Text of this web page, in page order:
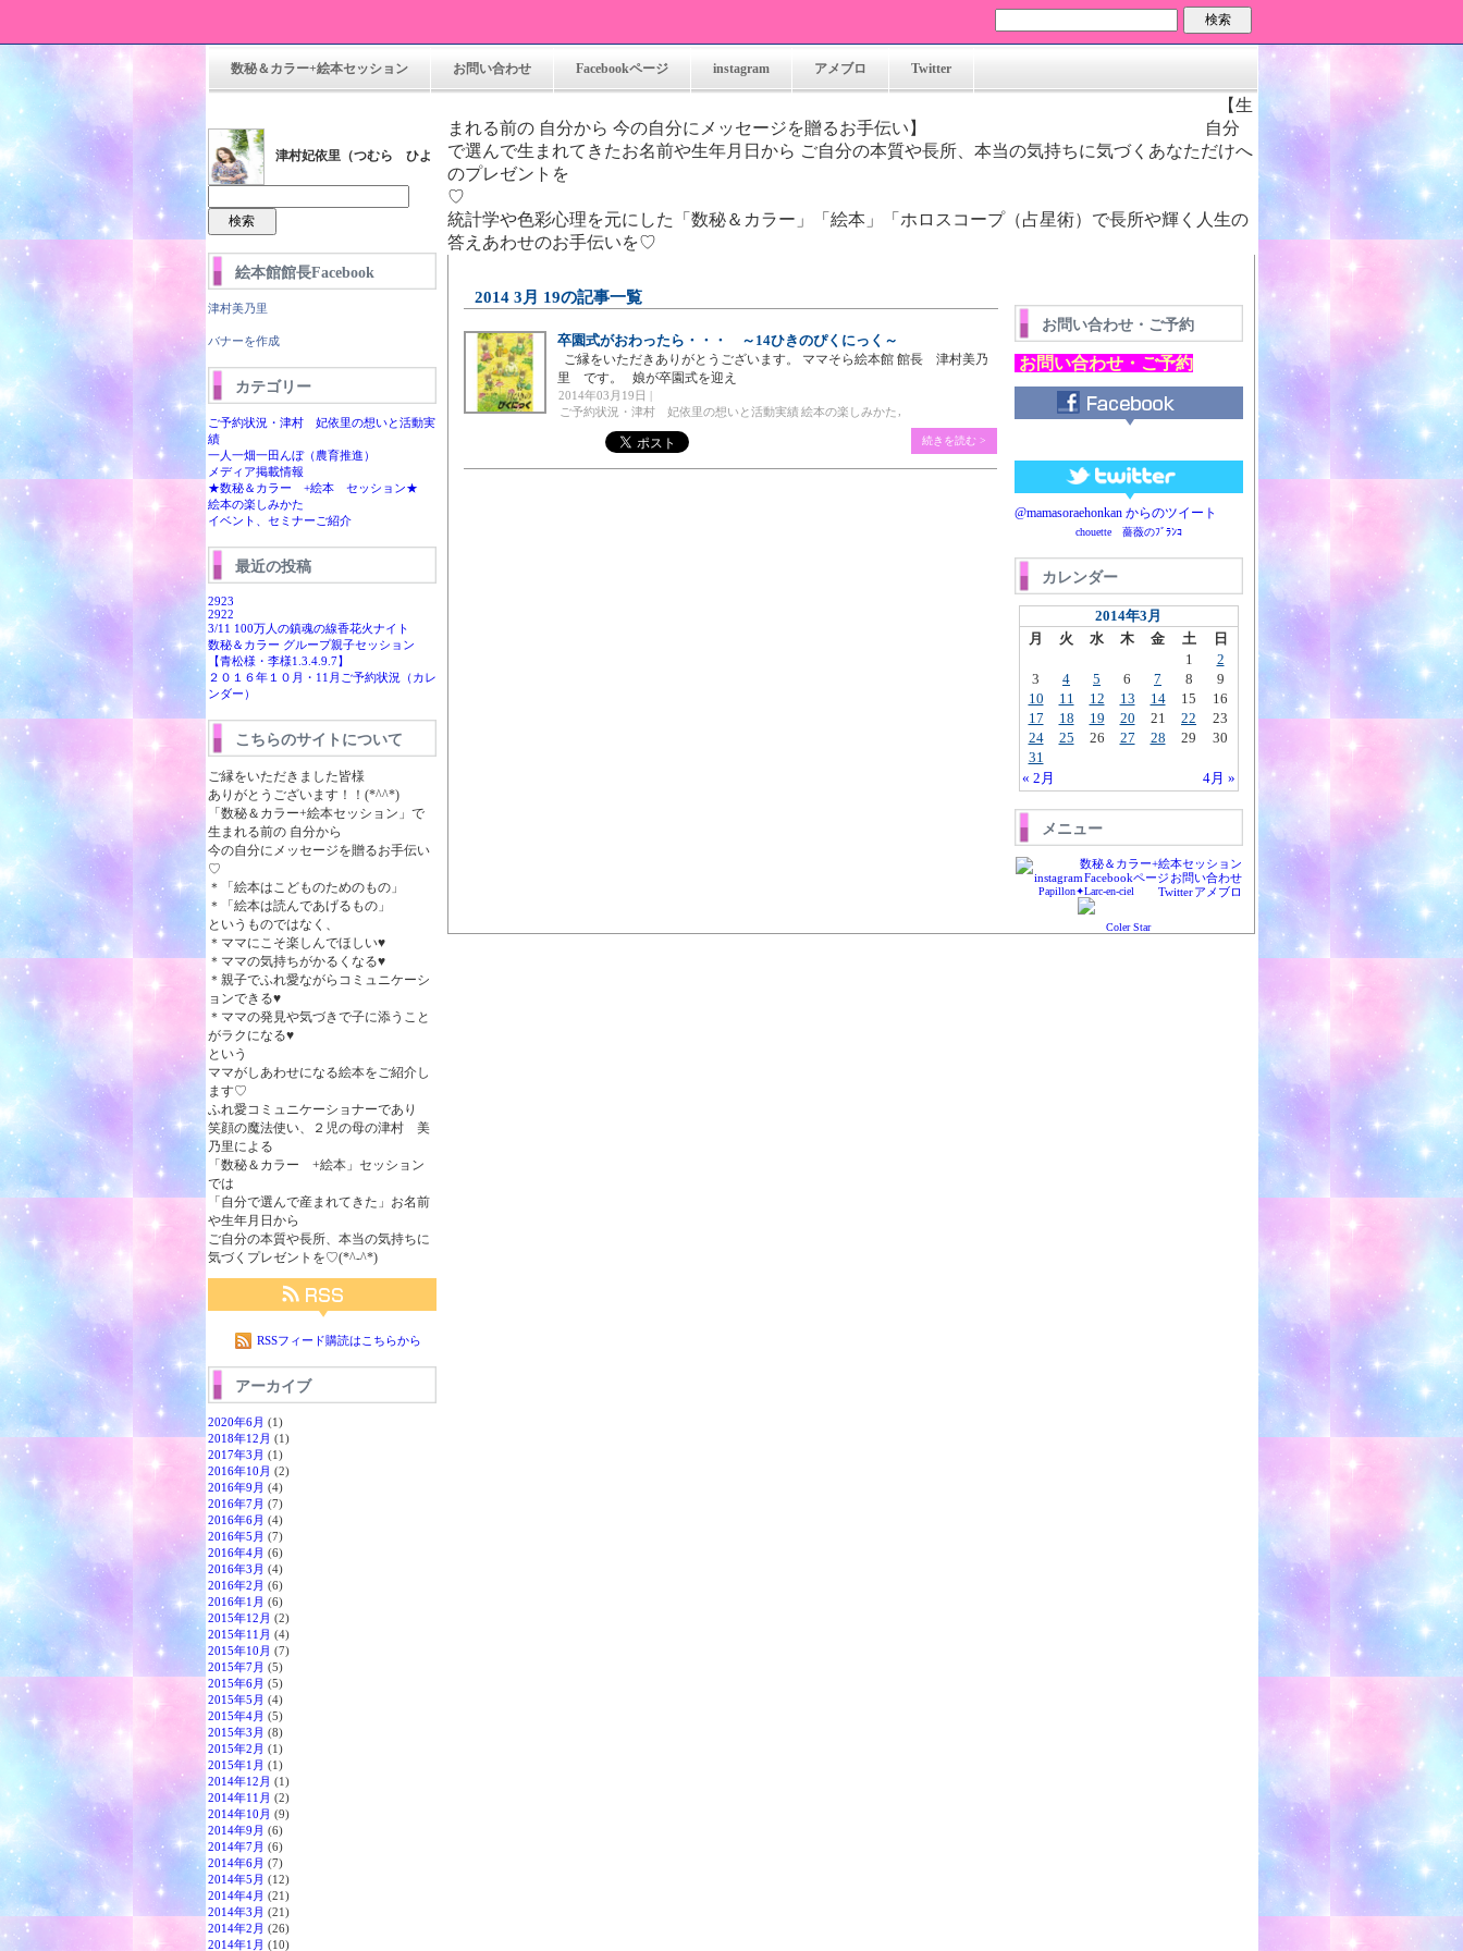
検索
数秘＆カラー+絵本セッション お問い合わせ Facebookページ instagram アメブロ Twitter
津村妃依里（つむら ひよ
り）
絵本館館長Facebook
津村美乃里
バナーを作成
カテゴリー
ご予約状況・津村 妃依里の想いと活動実
績
一人一畑一田んぼ（農育推進）
メディア掲載情報
★数秘＆カラー +絵本 セッション★
絵本の楽しみかた
イベント、セミナーご紹介
最近の投稿
2923
2922
3/11 100万人の鎮魂の線香花火ナイト
数秘＆カラー グループ親子セッション
【青松様・李様1.3.4.9.7】
２０１６年１０月・11月ご予約状況（カレ
ンダー）
こちらのサイトについて
ご縁をいただきました皆様
ありがとうございます！！(*^^*)
「数秘＆カラー+絵本セッション」で
生まれる前の 自分から
今の自分にメッセージを贈るお手伝い
♡
＊「絵本はこどものためのもの」
＊「絵本は読んであげるもの」
というものではなく、
＊ママにこそ楽しんでほしい♥
＊ママの気持ちがかるくなる♥
＊親子でふれ愛ながらコミュニケーシ
ョンできる♥
＊ママの発見や気づきで子に添うこと
がラクになる♥
という
ママがしあわせになる絵本をご紹介し
ます♡
ふれ愛コミュニケーショナーであり
笑顔の魔法使い、２児の母の津村 美
乃里による
「数秘＆カラー +絵本」セッション
では
「自分で選んで産まれてきた」お名前
や生年月日から
ご自分の本質や長所、本当の気持ちに
気づくプレゼントを♡(*^-^*)
RSSフィード購読はこちらから
アーカイブ
2020年6月 (1)
2018年12月 (1)
2017年3月 (1)
2016年10月 (2)
2016年9月 (4)
2016年7月 (7)
2016年6月 (4)
2016年5月 (7)
2016年4月 (6)
2016年3月 (4)
2016年2月 (6)
2016年1月 (6)
2015年12月 (2)
2015年11月 (4)
2015年10月 (7)
2015年7月 (5)
2015年6月 (5)
2015年5月 (4)
2015年4月 (5)
2015年3月 (8)
2015年2月 (1)
2015年1月 (1)
2014年12月 (1)
2014年11月 (2)
2014年10月 (9)
2014年9月 (6)
2014年7月 (6)
2014年6月 (7)
2014年5月 (12)
2014年4月 (21)
2014年3月 (21)
2014年2月 (26)
2014年1月 (10)
【生
まれる前の 自分から 今の自分にメッセージを贈るお手伝い】 自分
で選んで生まれてきたお名前や生年月日から ご自分の本質や長所、本当の気持ちに気づくあなただけへ
のプレゼントを
♡
統計学や色彩心理を元にした「数秘＆カラー」「絵本」「ホロスコープ（占星術）で長所や輝く人生の
答えあわせのお手伝いを♡
2014 3月 19の記事一覧
卒園式がおわったら・・・ ～14ひきのぴくにっく～
ご縁をいただきありがとうございます。 ママそら絵本館 館長 津村美乃
里 です。 娘が卒園式を迎え
2014年03月19日 |
ご予約状況・津村 妃依里の想いと活動実績 絵本の楽しみかた
続きを読む >
お問い合わせ・ご予約
お問い合わせ・ご予約
絵本館
@mamasoraehonkan からのツイート
chouette 薔薇のﾌﾞﾗﾝｺ
カレンダー
2014年3月
月
火 水 木 金 土 日
« 2月 4月 »
1
2
3
4 5 6 7 8
9
10
11 12 13 14 15
16
17
18 19 20 21 22
23
24
25 26 27 28 29
30
31
メニュー
数秘＆カラー+絵本セッション
お問い合わせ
Facebookページ
instagram
アメブロ
Twitter
Papillon✦Larc-en-ciel
Coler Star